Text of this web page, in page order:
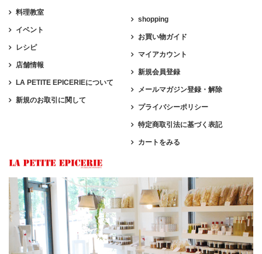
料理教室
イベント
レシピ
店舗情報
LA PETITE EPICERIEについて
新規のお取引に関して
shopping
お買い物ガイド
マイアカウント
新規会員登録
メールマガジン登録・解除
プライバシーポリシー
特定商取引法に基づく表記
カートをみる